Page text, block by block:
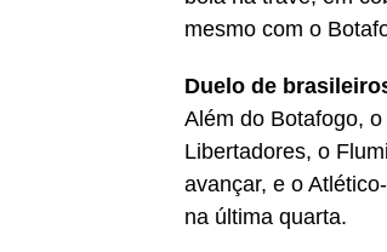
mesmo com o
Duelo de
Além do Botafogo,
Libertadores, o
avançar, e o
na última quarta.